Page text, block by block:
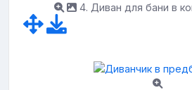
4. Диван для бани в